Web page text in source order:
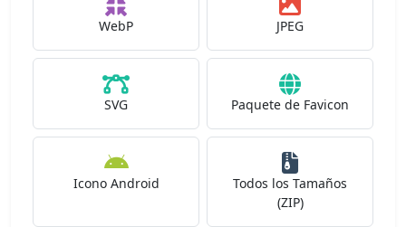
WebP JPEG
SVG Paquete de Favicon
Icono Android
Todos los Tamaños
(ZIP)